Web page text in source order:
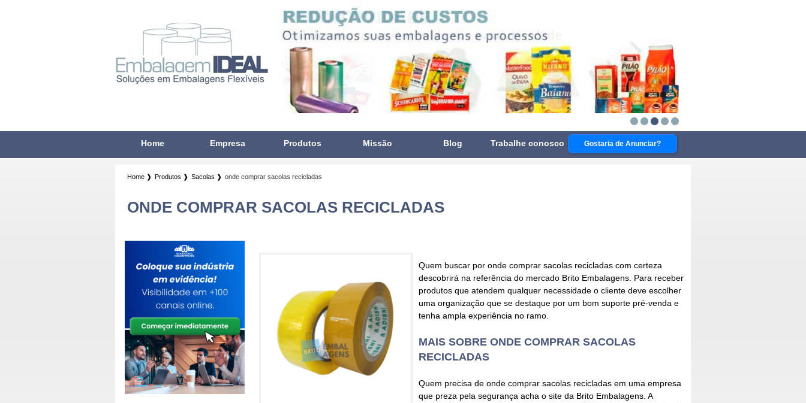
Home Empresa Produtos Missão Blog Trabalhe conosco Gostaria de Anunciar?
Home ❱ Produtos ❱ Sacolas ❱ onde comprar sacolas recicladas
ONDE COMPRAR SACOLAS RECICLADAS
Quem buscar por onde comprar sacolas recicladas com certeza
descobrirá na referência do mercado Brito Embalagens. Para receber
produtos que atendem qualquer necessidade o cliente deve escolher
uma organização que se destaque por um bom suporte pré-venda e
tenha ampla experiência no ramo.
MAIS SOBRE ONDE COMPRAR SACOLAS
RECICLADAS
Quem precisa de onde comprar sacolas recicladas em uma empresa
que preza pela segurança acha o site da Brito Embalagens. A